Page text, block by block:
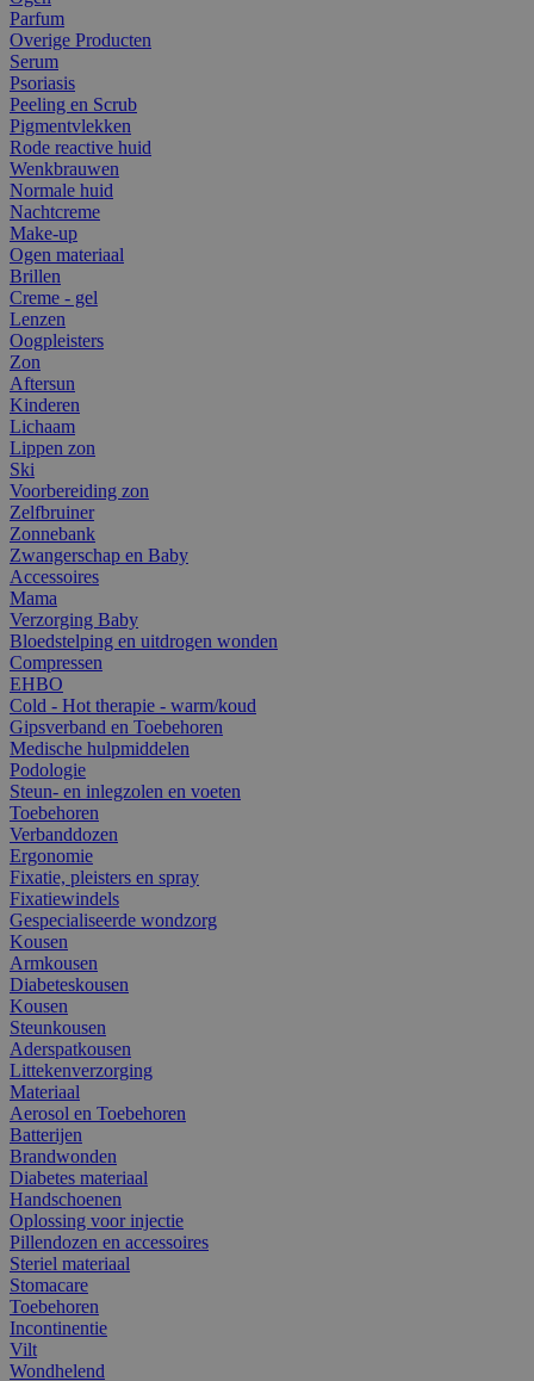
Parfum
Overige Producten
Serum
Psoriasis
Peeling en Scrub
Pigmentvlekken
Rode reactive huid
Wenkbrauwen
Normale huid
Nachtcreme
Make-up
Ogen materiaal
Brillen
Creme - gel
Lenzen
Oogpleisters
Zon
Aftersun
Kinderen
Lichaam
Lippen zon
Ski
Voorbereiding zon
Zelfbruiner
Zonnebank
Zwangerschap en Baby
Accessoires
Mama
Verzorging Baby
Bloedstelping en uitdrogen wonden
Compressen
EHBO
Cold - Hot therapie - warm/koud
Gipsverband en Toebehoren
Medische hulpmiddelen
Podologie
Steun- en inlegzolen en voeten
Toebehoren
Verbanddozen
Ergonomie
Fixatie, pleisters en spray
Fixatiewindels
Gespecialiseerde wondzorg
Kousen
Armkousen
Diabeteskousen
Kousen
Steunkousen
Aderspatkousen
Littekenverzorging
Materiaal
Aerosol en Toebehoren
Batterijen
Brandwonden
Diabetes materiaal
Handschoenen
Oplossing voor injectie
Pillendozen en accessoires
Steriel materiaal
Stomacare
Toebehoren
Incontinentie
Vilt
Wondhelend